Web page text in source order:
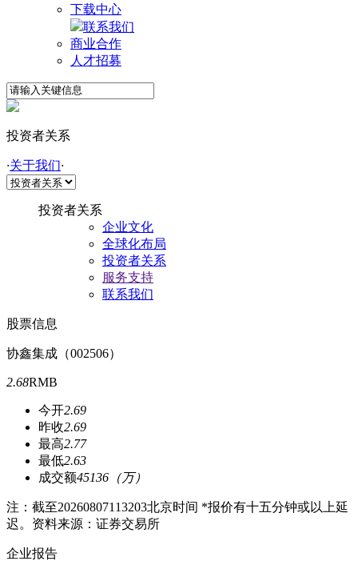
下载中心
联系我们
商业合作
人才招募
投资者关系
·关于我们·
投资者关系
企业文化
全球化布局
投资者关系
服务支持
联系我们
股票信息
协鑫集成（002506）
2.68RMB
今开2.69
昨收2.69
最高2.77
最低2.63
成交额45136（万）
注：截至20260807113203北京时间 *报价有十五分钟或以上延
迟。资料来源：证券交易所
企业报告